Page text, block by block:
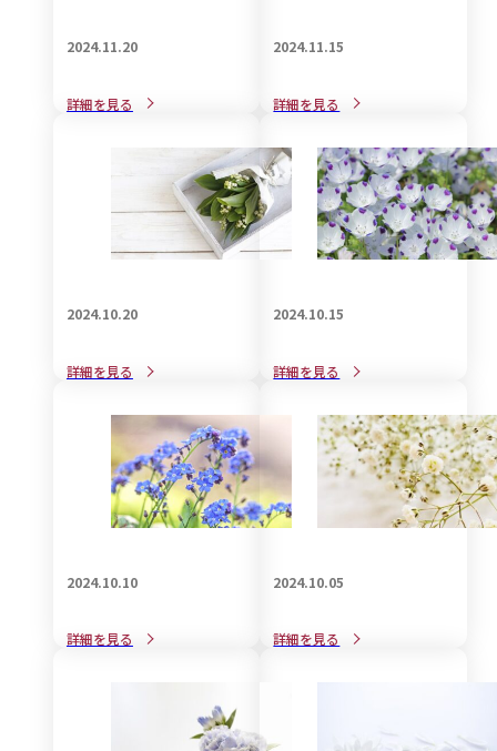
2024.11.20
葬儀で身につける喪服用バ
詳細を見る
2024.11.15
葬儀で着用する和装の知識
詳細を見る
2024.10.20
知っているようで知らない
詳細を見る
2024.10.15
赤ちゃん連れで葬儀に参列
詳細を見る
2024.10.10
家族葬で受付は必要か不要
詳細を見る
2024.10.05
孫として参列する場合の香
詳細を見る